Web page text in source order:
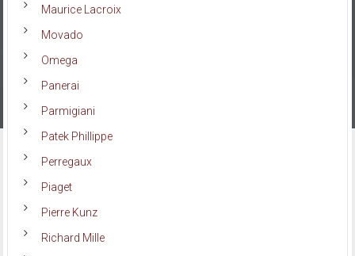
Maurice Lacroix
Movado
Omega
Panerai
Parmigiani
Patek Phillippe
Perregaux
Piaget
Pierre Kunz
Richard Mille